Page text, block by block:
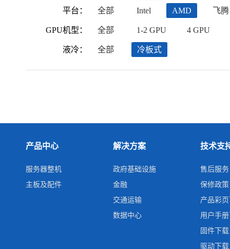
平台：
GPU机型：
液冷：
全部 Intel AMD 飞腾
全部 1-2 GPU 4 GPU
全部 冷板式
产品中心
服务器整机
主板及配件
解决方案
政府基础设施
金融
交通运输
数据中心
技术支
售后服务
保修政策
产品彩
用户手
固件下载
驱动下载